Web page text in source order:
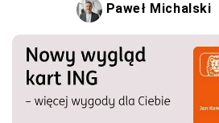
Paweł Michalski